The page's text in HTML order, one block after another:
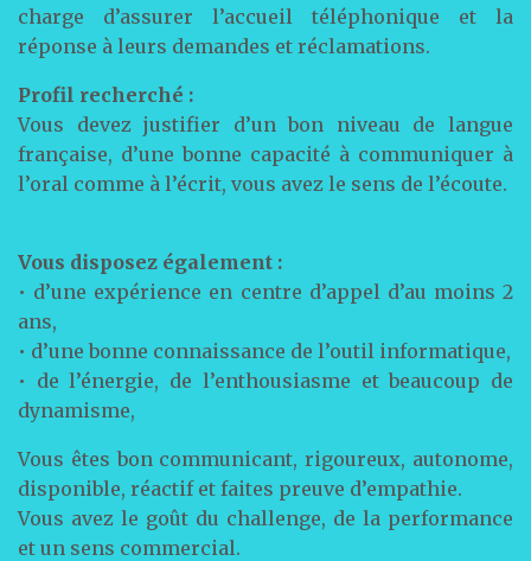
charge d’assurer l’accueil téléphonique et la
réponse à leurs demandes et réclamations.
Profil recherché :
Vous devez justifier d’un bon niveau de langue
française, d’une bonne capacité à communiquer à
l’oral comme à l’écrit, vous avez le sens de l’écoute.
Vous disposez également :
• d’une expérience en centre d’appel d’au moins 2
ans,
• d’une bonne connaissance de l’outil informatique,
• de l’énergie, de l’enthousiasme et beaucoup de
dynamisme,
Vous êtes bon communicant, rigoureux, autonome,
disponible, réactif et faites preuve d’empathie.
Vous avez le goût du challenge, de la performance
et un sens commercial.